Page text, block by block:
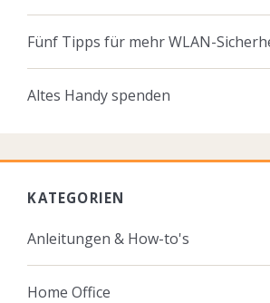
Fünf Tipps für mehr WLAN-
Altes Handy spenden
KATEGORIEN
Anleitungen & How-to's
Home Office